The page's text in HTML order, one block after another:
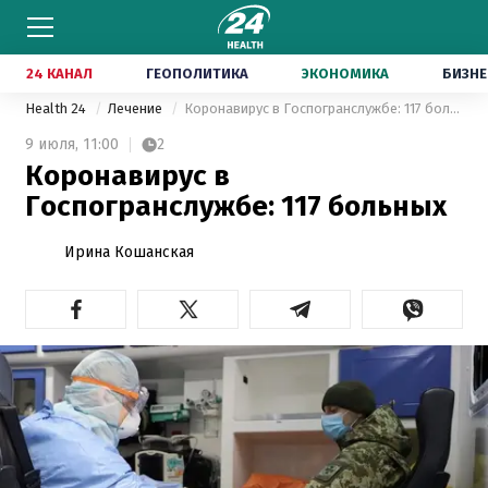
24 КАНАЛ ГЕОПОЛИТИКА ЭКОНОМИКА
Health 24 Лечение Коронавирус в Госпогранслужбе: 117 больных
9 июля, 11:00 2
Коронавирус в
Госпогранслужбе: 117 больных
Ирина Кошанская